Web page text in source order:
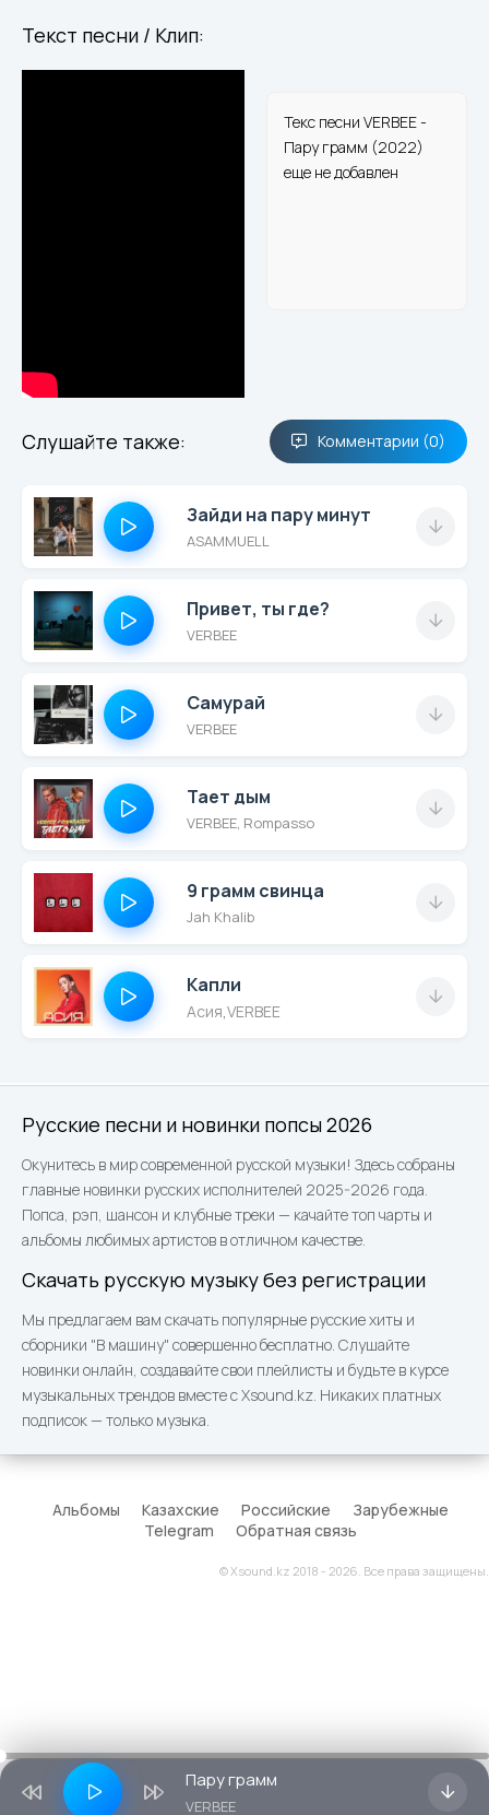
Русские песни и новинки попсы 2026
Окунитесь в мир современной русской музыки! Здесь собраны
главные новинки русских исполнителей 2025-2026 года.
Попса, рэп, шансон и клубные треки — качайте топ чарты и
альбомы любимых артистов в отличном качестве.
Скачать русскую музыку без регистрации
Мы предлагаем вам скачать популярные русские хиты и
сборники "В машину" совершенно бесплатно. Слушайте
новинки онлайн, создавайте свои плейлисты и будьте в курсе
музыкальных трендов вместе с Xsound.kz. Никаких платных
подписок — только музыка.
Текст песни / Клип:
Текс песни VERBEE -
Пару грамм (2022)
еще не добавлен
Слушайте также: Комментарии (0)
Зайди на пару минут
ASAMMUELL
Привет, ты где?
VERBEE
Самурай
VERBEE
Тает дым
VERBEE, Rompasso
9 грамм свинца
Jah Khalib
Капли
Асия VERBEE
Альбомы Казахские Российские
Зарубежные
Telegram
Обратная связь
© Xsound.kz 2018 - 2026. Все права защищены.
Пару грамм
VERBEE